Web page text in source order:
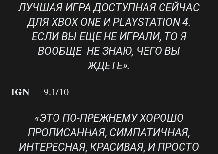
ЛУЧШАЯ ИГРА ДОСТУПНАЯ СЕЙЧАС
ДЛЯ XBOX ONE И PLAYSTATION 4.
ЕСЛИ ВЫ ЕЩЕ НЕ ИГРАЛИ, ТО Я
ВООБЩЕ НЕ ЗНАЮ, ЧЕГО ВЫ
ЖДЕТЕ».
IGN— 9.1/10
«ЭТО ПО-ПРЕЖНЕМУ ХОРОШО
ПРОПИСАННАЯ, СИМПАТИЧНАЯ,
ИНТЕРЕСНАЯ, КРАСИВАЯ, И ПРОСТО